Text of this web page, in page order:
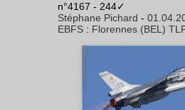
n°4167 - 244✓
Stéphane Pichard -
EBFS : Florennes (BEL)